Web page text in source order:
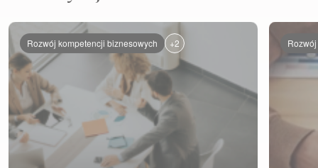
Rozwój kompetencji biznesowych +2